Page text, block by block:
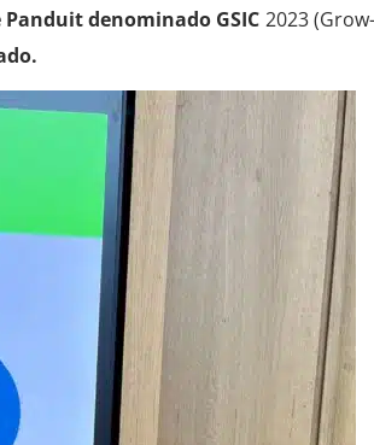
denominado GSIC 2023